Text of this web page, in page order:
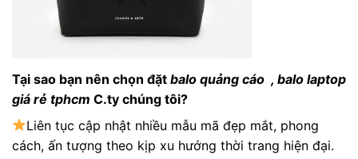
Tại sao bạn nên chọn đặt balo quảng cáo , balo laptop
giá rẻ tphcm C.ty chúng tôi?
Liên tục cập nhật nhiều mẫu mã đẹp mắt, phong
cách, ấn tượng theo kịp xu hướng thời trang hiện đại.